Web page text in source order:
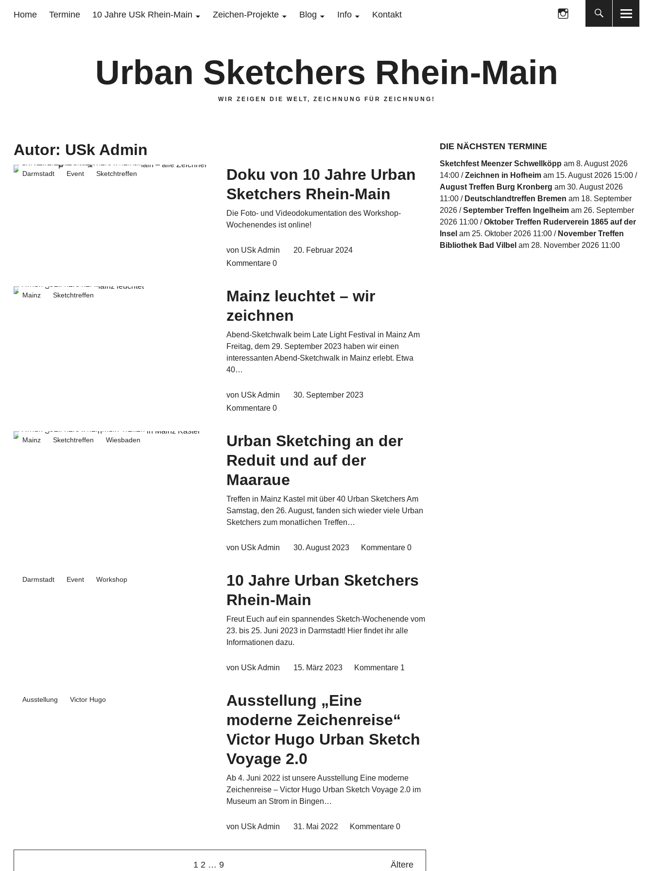
Home Termine 10 Jahre USk Rhein-Main Zeichen-Projekte Blog Info Kontakt
Urban Sketchers Rhein-Main
WIR ZEIGEN DIE WELT, ZEICHNUNG FÜR ZEICHNUNG!
Instagram
Folge
uns
Autor: USk Admin
Darmstadt Event Sketchtreffen
Doku von 10 Jahre Urban
Sketchers Rhein-Main
Die Foto- und Videodokumentation des Workshop-
Wochenendes ist online!
von USk Admin
20. Februar 2024
Kommentare 0
Mainz Sketchtreffen
Mainz leuchtet – wir
zeichnen
Abend-Sketchwalk beim Late Light Festival in Mainz Am
Freitag, dem 29. September 2023 haben wir einen
interessanten Abend-Sketchwalk in Mainz erlebt. Etwa
40…
von USk Admin
30. September 2023
Kommentare 0
Mainz Sketchtreffen Wiesbaden
Urban Sketching an der
Reduit und auf der
Maaraue
Treffen in Mainz Kastel mit über 40 Urban Sketchers Am
Samstag, den 26. August, fanden sich wieder viele Urban
Sketchers zum monatlichen Treffen…
von USk Admin 30. August 2023 Kommentare 0
Darmstadt Event Workshop
10 Jahre Urban Sketchers
Rhein-Main
Freut Euch auf ein spannendes Sketch-Wochenende vom
23. bis 25. Juni 2023 in Darmstadt! Hier findet ihr alle
Informationen dazu.
von USk Admin 15. März 2023 Kommentare 1
Ausstellung Victor Hugo
Ausstellung „Eine
moderne Zeichenreise“
Victor Hugo Urban Sketch
Voyage 2.0
Ab 4. Juni 2022 ist unsere Ausstellung Eine moderne
Zeichenreise – Victor Hugo Urban Sketch Voyage 2.0 im
Museum an Strom in Bingen…
von USk Admin 31. Mai 2022 Kommentare 0
1 2 … 9 Ältere
DIE NÄCHSTEN TERMINE
Sketchfest Meenzer Schwellköpp am 8. August 2026
14:00
Zeichnen in Hofheim am 15. August 2026 15:00
August Treffen Burg Kronberg am 30. August 2026
11:00
Deutschlandtreffen Bremen am 18. September
2026
September Treffen Ingelheim am 26. September
2026 11:00
Oktober Treffen Ruderverein 1865 auf der
Insel am 25. Oktober 2026 11:00
November Treffen
Bibliothek Bad Vilbel am 28. November 2026 11:00